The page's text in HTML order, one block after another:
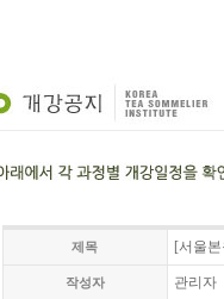
제목 [서울
작성자 관리자